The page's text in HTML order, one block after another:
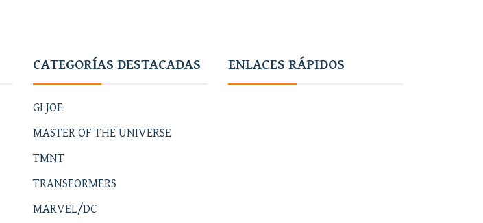
CATEGORÍAS DESTACADAS
GI JOE
MASTER OF THE UNIVERSE
TMNT
TRANSFORMERS
MARVEL/DC
ENLACES RÁPIDOS